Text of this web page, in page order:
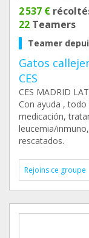
2 537 €
22 Teamers
Teamer
Gatos
CES
CES MADRID
Con ayuda ,
medicación,
leucemia/
rescatados.
Rejoins ce groupe